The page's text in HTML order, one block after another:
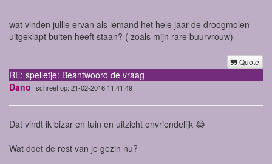
wat vinden jullie ervan als iemand het hele jaar de droogmolen
uitgeklapt buiten heeft staan? ( zoals mijn rare buurvrouw)
Quote
RE: spelletje: Beantwoord de vraag
Dano schreef op: 21-02-2016 11:41:49
Dat vindt ik bizar en tuin en uitzicht onvriendelijk 😂
Wat doet de rest van je gezin nu?